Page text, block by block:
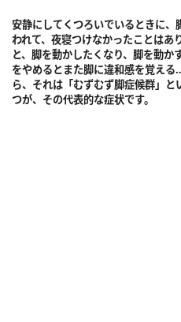
安静にしてくつろいでいるときに
われて、夜寝つけなかったことは
と、脚を動かしたくなり、脚を動
をやめるとまた脚に違和感を覚え
ら、それは「むずむず脚症候群」
つが、その代表的な症状です。